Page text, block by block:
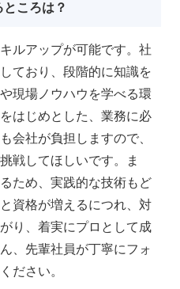
ころは？
ルアップが可能です。社
ており、段階的に知識を
現場ノウハウを学べる環
はじめとした、業務に必
会社が負担しますので、
戦してほしいです。ま
ため、実践的な技術もど
資格が増えるにつれ、対
り、着実にプロとして成
、先輩社員が丁寧にフォ
ださい。